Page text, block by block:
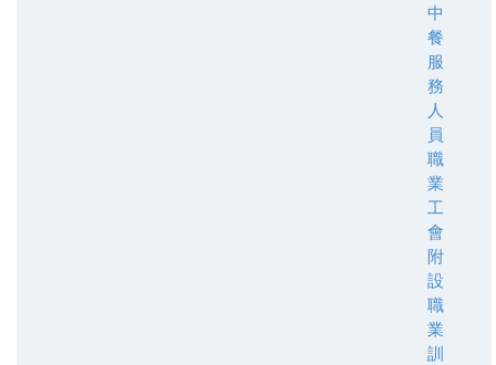
中
餐
服
務
人
員
職
業
工
會
附
設
職
業
訓